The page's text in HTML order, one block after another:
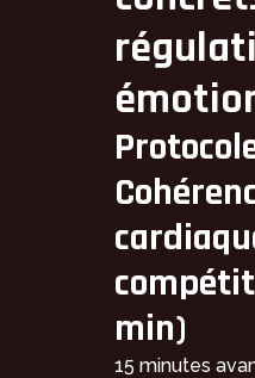
min)
15 minutes